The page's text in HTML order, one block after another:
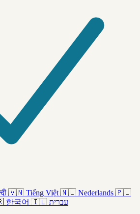
🇻🇳 Tiếng Việt 🇳🇱 Nederlands 🇵🇱
한국어 🇮🇱 עברית